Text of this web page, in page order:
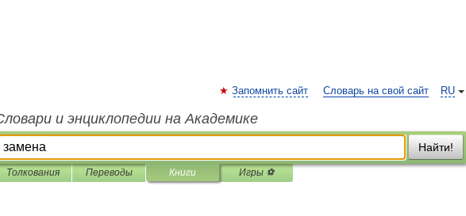
RU
Запомнить сайт Словарь на свой сайт
и энциклопедии на Академике
Найти!
Толкования Переводы Книги Игры ⚽